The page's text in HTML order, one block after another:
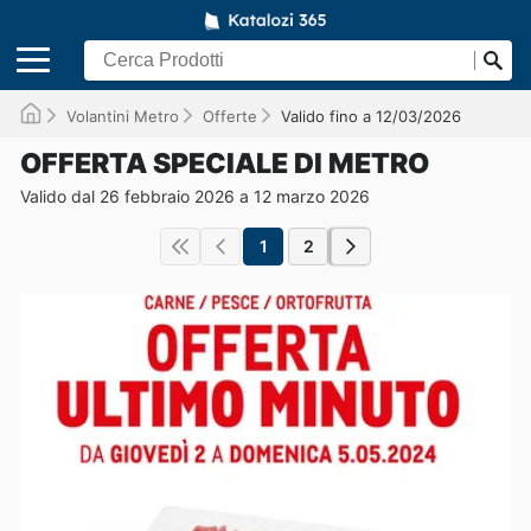
Volantini Metro Offerte Valido fino a 12/03/2026
OFFERTA SPECIALE DI METRO
Valido dal 26 febbraio 2026 a 12 marzo 2026
1 2